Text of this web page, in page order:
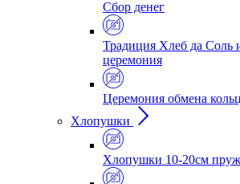
Сбор денег
Традиция Хлеб да Соль
церемония
Церемония обмена
Хлопушки
Хлопушки 10-20см